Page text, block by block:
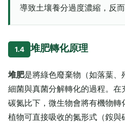
導致土壤養分過度濃縮，反而
1.4 堆肥轉化原理
堆肥是將綠色廢棄物（如落葉
細菌與真菌分解轉化的過程。
碳氮比下，微生物會將有機物轉
植物可直接吸收的氮形式（銨與